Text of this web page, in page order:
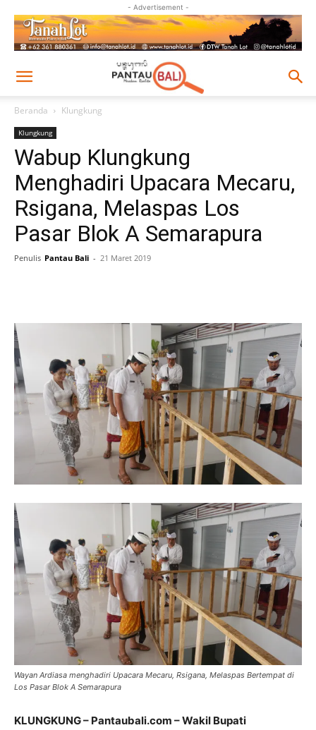
- Advertisement -
Beranda Klungkung
Klungkung
Wabup Klungkung
Menghadiri Upacara Mecaru,
Rsigana, Melaspas Los
Pasar Blok A Semarapura
Penulis Pantau Bali - 21 Maret 2019
Wayan Ardiasa menghadiri Upacara Mecaru, Rsigana, Melaspas Bertempat di
Los Pasar Blok A Semarapura
KLUNGKUNG – Pantaubali.com – Wakil Bupati